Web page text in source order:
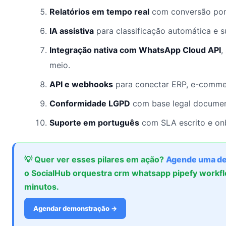
Relatórios em tempo real com conversão
IA assistiva para classificação automática e
Integração nativa com WhatsApp Cloud API,
meio.
API e webhooks para conectar ERP, e-
Conformidade LGPD com base legal
Suporte em português com SLA escrito e
💡 Quer ver esses pilares em ação? Agende uma
o SocialHub orquestra crm whatsapp pipefy
minutos.
Agendar demonstração →